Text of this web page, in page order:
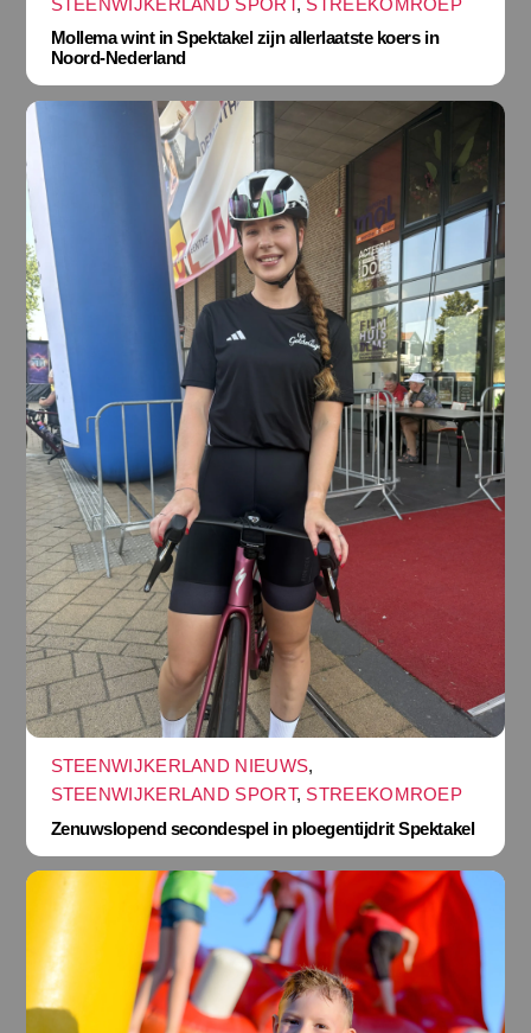
STEENWIJKERLAND SPORT, STREEKOMROEP
Mollema wint in Spektakel zijn allerlaatste koers in
Noord-Nederland
STEENWIJKERLAND NIEUWS,
STEENWIJKERLAND SPORT, STREEKOMROEP
Zenuwslopend secondespel in ploegentijdrit Spektakel